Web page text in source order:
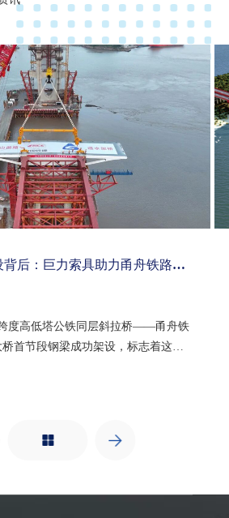
世界最宽钢梁架设背后：巨力索具助力甬舟铁路富翅门大桥突破工程极限
度高低塔公铁同层斜拉桥——甬舟铁
首节段钢梁成功架设，标志着这座